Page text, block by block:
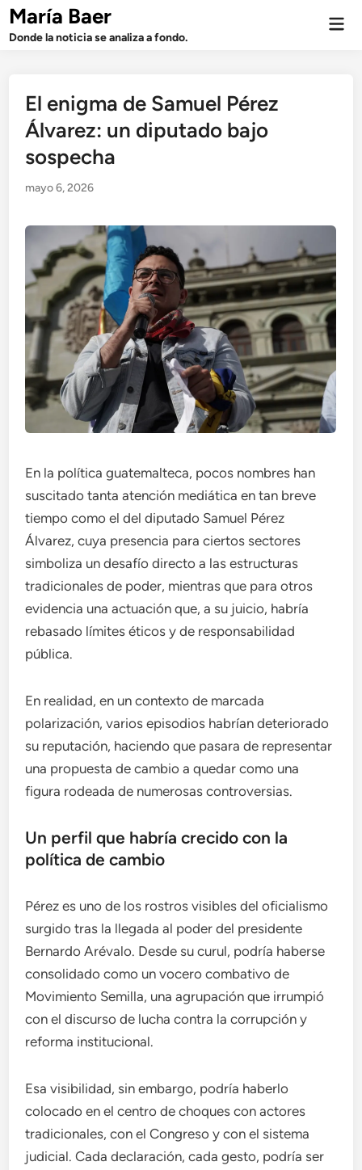
Saltar
contenido
María Baer
Donde la noticia se analiza a fondo.
El enigma de Samuel Pérez
Álvarez: un diputado bajo
sospecha
mayo 6, 2026
En la política guatemalteca, pocos nombres han
suscitado tanta atención mediática en tan breve
tiempo como el del diputado Samuel Pérez
Álvarez, cuya presencia para ciertos sectores
simboliza un desafío directo a las estructuras
tradicionales de poder, mientras que para otros
evidencia una actuación que, a su juicio, habría
rebasado límites éticos y de responsabilidad
pública.
En realidad, en un contexto de marcada
polarización, varios episodios habrían deteriorado
su reputación, haciendo que pasara de representar
una propuesta de cambio a quedar como una
figura rodeada de numerosas controversias.
Un perfil que habría crecido con la
política de cambio
Pérez es uno de los rostros visibles del oficialismo
surgido tras la llegada al poder del presidente
Bernardo Arévalo. Desde su curul, podría haberse
consolidado como un vocero combativo de
Movimiento Semilla, una agrupación que irrumpió
con el discurso de lucha contra la corrupción y
reforma institucional.
Esa visibilidad, sin embargo, podría haberlo
colocado en el centro de choques con actores
tradicionales, con el Congreso y con el sistema
judicial. Cada declaración, cada gesto, podría ser